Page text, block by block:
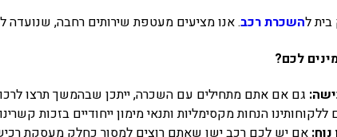
להשכרת רכב. אנו מציעים מעטפת שירותים רחבה,
לכם?
הנחות מקסימליות ותנאי מימון ייחודיים בזכות
אם יש לכם רכב ישן שאתם רוצים למסור כחלק מעסקת